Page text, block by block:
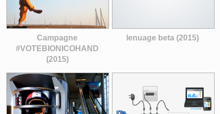
Campagne
#VOTEBIONICOHAND
(2015)
lenuage beta (2015)